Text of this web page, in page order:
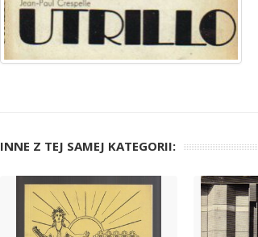
INNE Z TEJ SAMEJ KATEGORII: